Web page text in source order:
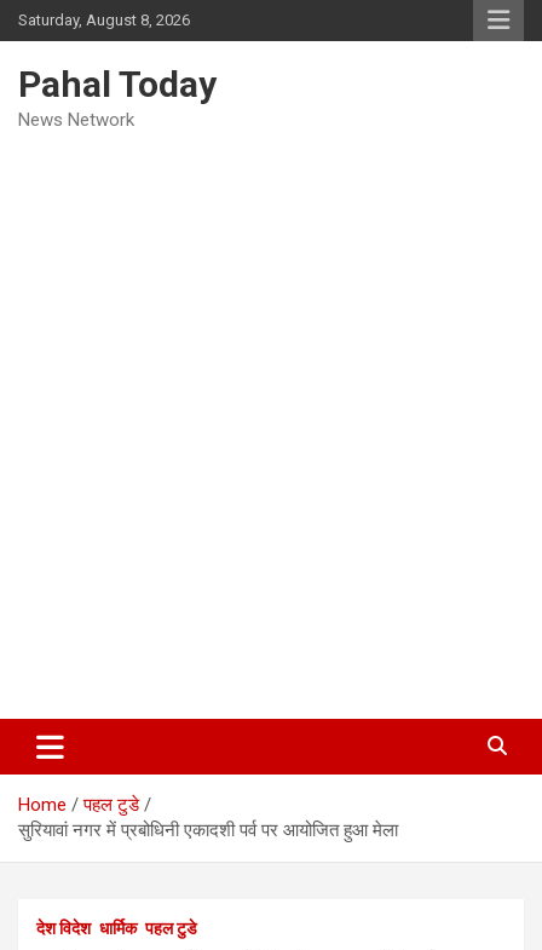
Skip
to
Saturday, August 8, 2026
Pahal Today
News Network
Home
पहल टुडे
सुरियावां नगर में प्रबोधिनी एकादशी पर्व पर आयोजित हुआ मेला
देश विदेश धार्मिक पहल टुडे